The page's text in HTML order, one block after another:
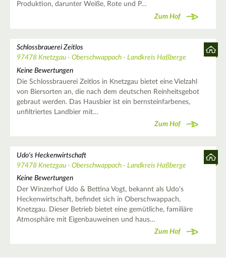
Produktion, darunter Weiße, Rote und P…
Zum Hof
Schlossbrauerei Zeitlos
97478 Knetzgau - Oberschwappach - Landkreis Haßberge
Keine Bewertungen
Die Schlossbrauerei Zeitlos in Knetzgau bietet eine Vielzahl
von Biersorten an, die nach dem deutschen Reinheitsgebot
gebraut werden. Das Hausbier ist ein bernsteinfarbenes,
unfiltriertes Landbier mit…
Zum Hof
Udo's Heckenwirtschaft
97478 Knetzgau - Oberschwappach - Landkreis Haßberge
Keine Bewertungen
Der Winzerhof Udo & Bettina Vogt, bekannt als Udo's
Heckenwirtschaft, befindet sich in Oberschwappach,
Knetzgau. Dieser Betrieb bietet eine gemütliche, familiäre
Atmosphäre mit Eigenbauweinen und haus…
Zum Hof